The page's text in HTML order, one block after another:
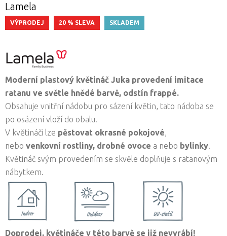
Lamela
VÝPRODEJ 20 % SLEVA SKLADEM
Moderní plastový květináč Juka provedení imitace
ratanu ve světle hnědé barvě, odstín frappé.
Obsahuje vnitřní nádobu pro sázení květin, tato nádoba se
po osázení vloží do obalu.
V květináči lze pěstovat okrasné pokojové,
nebo venkovní rostliny, drobné ovoce a nebo bylinky.
Květináč svým provedením se skvěle doplňuje s ratanovým
nábytkem.
Doprodej, květináče v této barvě se již nevyrábí!